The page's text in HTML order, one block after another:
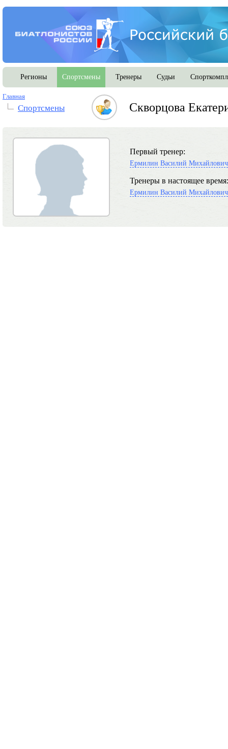
Регионы Спортсмены Тренеры Судьи
Главная
Спортсмены Скворцова
Первый тренер:
Ермилин Василий Михайлович
Тренеры в настоящее время:
Ермилин Василий Михайлович